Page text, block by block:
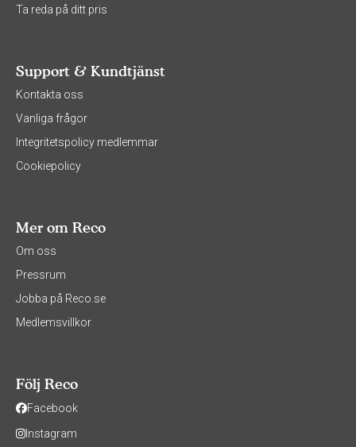
Ta reda på ditt pris
Support & Kundtjänst
Kontakta oss
Vanliga frågor
Integritetspolicy medlemmar
Cookiepolicy
Mer om Reco
Om oss
Pressrum
Jobba på Reco.se
Medlemsvillkor
Följ Reco
Facebook
Instagram